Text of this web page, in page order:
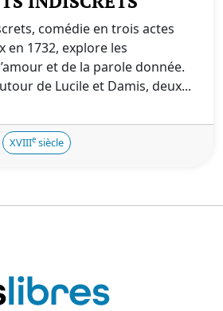
comédie en trois actes
en 1732, explore les
et de la parole donnée.
de Lucile et Damis, deux...
XVIIIe siècle